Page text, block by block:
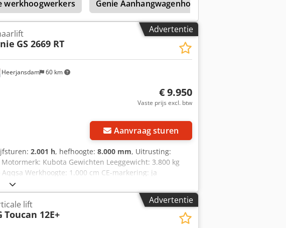
onze werkplaats en volgens FEM4.004 gekeurd.
U vindt ons ook op hsr-gabelstapler. Uiteraard
geen voertuig bij ons aanschaft. Leasing en financiering
mogelijk. Wij adviseren u graag professioneel en
werkhoogwerkers Genie Aanhangwagenhoogwerkers
Advertentie
Heerjansdam 60 km
GS 2669 RT
€ 9.950
Vaste prijs excl. btw
Aanvraag sturen
2.001 h, hefhoogte: 8.000 mm, Uitrusting:
Kubota Gewichten Leeggewicht: 3.800 kg
Werkhoogte: 1.000 cm CE-markering: ja
2 Technische staat: goed Optische staat: goed
IV interim Leveringsvoorwaarden: EXW Laatste
Aanvullende informatie Neem contact op met Martyn
Advertentie
lift
Toucan 12E+